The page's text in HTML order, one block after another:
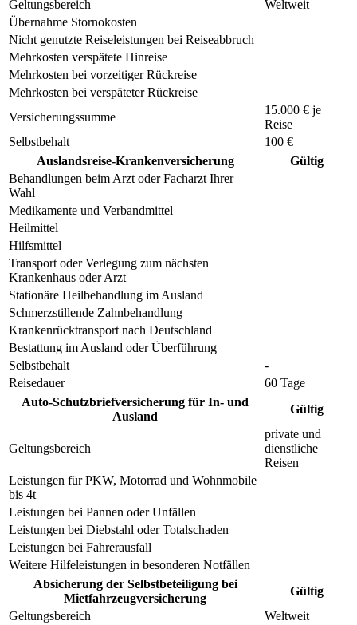
Geltungsbereich
Weltweit
Übernahme Stornokosten
Nicht genutzte Reiseleistungen bei Reiseabbruch
Mehrkosten verspätete Hinreise
Mehrkosten bei vorzeitiger Rückreise
Mehrkosten bei verspäteter Rückreise
Versicherungssumme
15.000 € je
Reise
Selbstbehalt
100 €
Auslandsreise-Krankenversicherung
Gültig
Behandlungen beim Arzt oder Facharzt Ihrer
Wahl
Medikamente und Verbandmittel
Heilmittel
Hilfsmittel
Transport oder Verlegung zum nächsten
Krankenhaus oder Arzt
Stationäre Heilbehandlung im Ausland
Schmerzstillende Zahnbehandlung
Krankenrücktransport nach Deutschland
Bestattung im Ausland oder Überführung
Selbstbehalt
-
Reisedauer
60 Tage
Auto-Schutzbriefversicherung für In- und
Ausland
Gültig
Geltungsbereich
private und
dienstliche
Reisen
Leistungen für PKW, Motorrad und Wohnmobile
bis 4t
Leistungen bei Pannen oder Unfällen
Leistungen bei Diebstahl oder Totalschaden
Leistungen bei Fahrerausfall
Weitere Hilfeleistungen in besonderen Notfällen
Absicherung der Selbstbeteiligung bei
Mietfahrzeugversicherung
Gültig
Geltungsbereich
Weltweit